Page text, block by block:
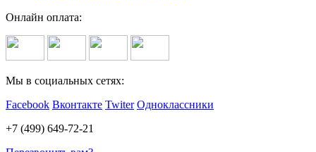
Онлайн оплата:
Мы в социальных сетях:
Facebook Вконтакте Twiter Одноклассники
+7 (499) 649-72-21